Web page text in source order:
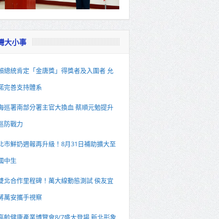
大小事
總統肯定「金唐獎」得獎者及入圍者 允
完善支持體系
巡署南部分署主官大換血 蔡順元勉提升
防戰力
市鮮奶週報再升級！8月31日補助擴大至
中生
北合作里程碑！萬大線動態測試 侯友宜
萬安攜手視察
齡健康產業博覽會8/7盛大登場 新北形象